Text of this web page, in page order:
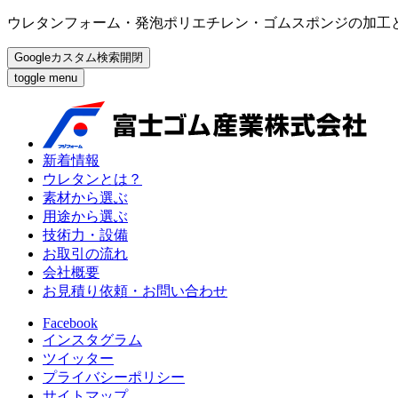
ウレタンフォーム・発泡ポリエチレン・ゴムスポンジの加工
Googleカスタム検索開閉
toggle menu
新着情報
ウレタンとは？
素材から選ぶ
用途から選ぶ
技術力・設備
お取引の流れ
会社概要
お見積り依頼・お問い合わせ
Facebook
インスタグラム
ツイッター
プライバシーポリシー